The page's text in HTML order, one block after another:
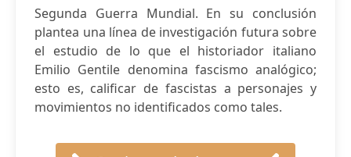
Segunda Guerra Mundial. En su conclusión
plantea una línea de investigación futura sobre
el estudio de lo que el historiador italiano
Emilio Gentile denomina fascismo analógico;
esto es, calificar de fascistas a personajes y
movimientos no identificados como tales.